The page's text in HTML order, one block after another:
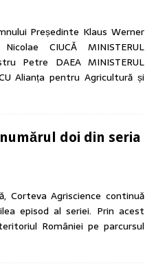
Președinte Klaus Werner
CIUCĂ MINISTERUL
Petre DAEA MINISTERUL
Alianța pentru Agricultură și
doi din seria
Corteva Agriscience continuă
episod al seriei. Prin acest
României pe parcursul